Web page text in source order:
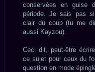
conservées en guise
période. Je sais pas
clair du coup (tu me
aussi Kayzou).
Ceci dit, peut-être
ce sujet pour ceux du
question en mode